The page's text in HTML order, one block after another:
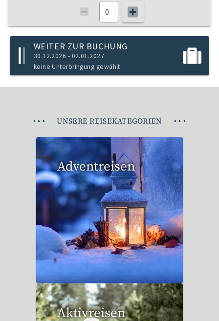
WEITER ZUR BUCHUNG
30.12.2026 - 02.01.2027
keine Unterbringung gewählt
• • • UNSERE REISEKATEGORIEN • • •
Adventreisen
20 Reisen gefunden
Aktivreisen